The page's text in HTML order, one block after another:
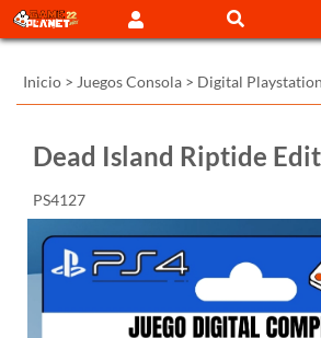
Inicio > Juegos Consola > Digital
Dead Island Riptide
PS4127